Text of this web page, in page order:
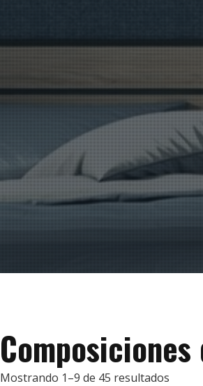
Mostrando 1–9 de 45 resultados